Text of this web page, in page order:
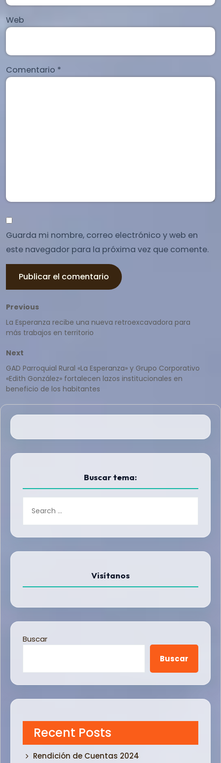
Comentario *
Web
Guarda mi nombre, correo electrónico y web en
este navegador para la próxima vez que comente.
Navegación
de
entradas
Previous
Previous
La Esperanza recibe una nueva retroexcavadora para
más trabajos en territorio
Next
Next
GAD Parroquial Rural «La Esperanza» y Grupo Corporativo
«Edith González» fortalecen lazos institucionales en
beneficio de los habitantes
Buscar tema:
Visítanos
Buscar
Buscar
Recent Posts
Rendición de Cuentas 2024